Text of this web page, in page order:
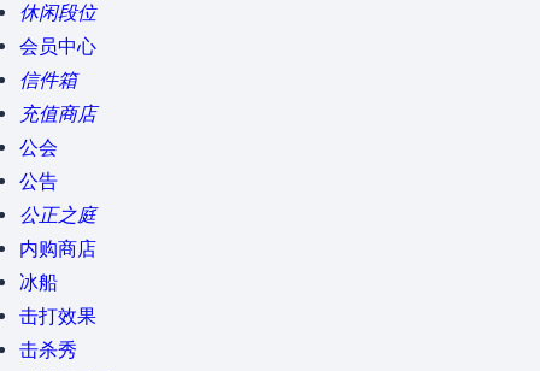
休闲段位
会员中心
信件箱
充值商店
公会
公告
公正之庭
内购商店
冰船
击打效果
击杀秀